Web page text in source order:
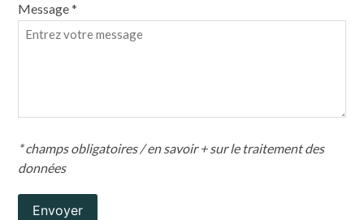
Message *
* champs obligatoires /en savoir + sur le traitement des
données
Envoyer